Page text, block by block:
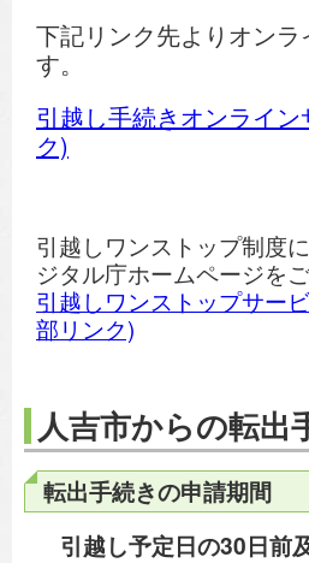
下記リンク先よりオン
す。
引越し手続きオンライ
ク)
引越しワンストップ制度
ジタル庁ホームページを
引越しワンストップサー
部リンク)
人吉市からの転出
転出手続きの申請期間
引越し予定日の30日前